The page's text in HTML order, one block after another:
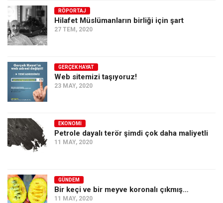
Ekonomi
Spor
Manzara
Sağlık
Gıda-Beslenme
Hayat
Siyaset
Dünya
Asya
Afrika
RÖPORTAJ
Hilafet Müslümanların birliği için şart
27 TEM, 2020
GERÇEK HAYAT
Web sitemizi taşıyoruz!
23 MAY, 2020
EKONOMI
Petrole dayalı terör şimdi çok daha maliyetli
11 MAY, 2020
GÜNDEM
Bir keçi ve bir meyve koronalı çıkmış…
11 MAY, 2020